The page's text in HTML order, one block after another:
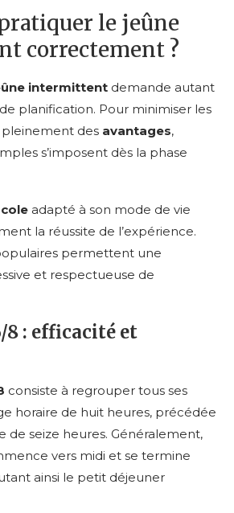
le jeûne
correctement ?
intermittent demande autant
planification. Pour minimiser les
des avantages,
s’imposent dès la phase
adapté à son mode de vie
la réussite de l’expérience.
permettent une
et respectueuse de
8 : efficacité et
consiste à regrouper tous ses
horaire de huit heures, précédée
de seize heures. Généralement,
vers midi et se termine
ainsi le petit déjeuner